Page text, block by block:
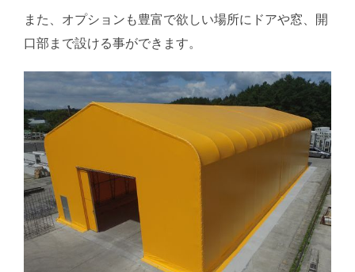
また、オプションも豊富で欲しい場所にドアや窓、開
口部まで設ける事ができます。